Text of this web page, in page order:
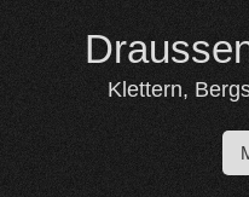
content
Klettern,